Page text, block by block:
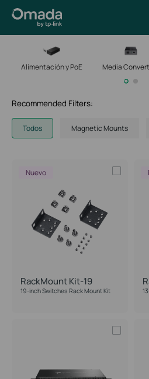
Alimentación y PoE Media
Recommended Filters:
Todos Magnetic Mounts
Nuevo
RackMount Kit-19
19-inch Switches Rack Mount Kit